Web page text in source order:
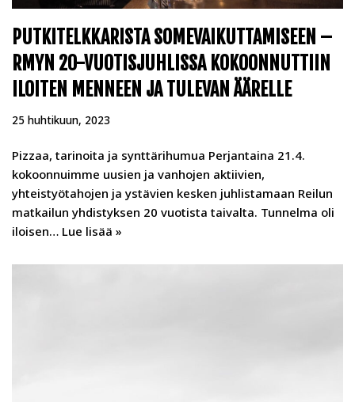
PUTKITELKKARISTA SOMEVAIKUTTAMISEEN –
RMYN 20-VUOTISJUHLISSA KOKOONNUTTIIN
ILOITEN MENNEEN JA TULEVAN ÄÄRELLE
25 huhtikuun, 2023
Pizzaa, tarinoita ja synttärihumua Perjantaina 21.4.
kokoonnuimme uusien ja vanhojen aktiivien,
yhteistyötahojen ja ystävien kesken juhlistamaan Reilun
matkailun yhdistyksen 20 vuotista taivalta. Tunnelma oli
iloisen… Lue lisää »